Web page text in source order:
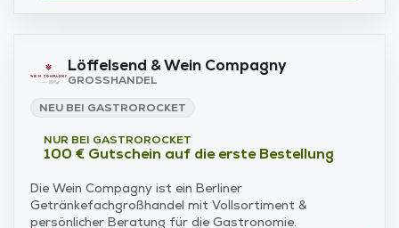
Löffelsend & Wein Compagny
GROSSHANDEL
NEU BEI GASTROROCKET
NUR BEI GASTROROCKET
100 € Gutschein auf die erste Bestellung
Die Wein Compagny ist ein Berliner
Getränkefachgroßhandel mit Vollsortiment &
persönlicher Beratung für die Gastronomie.